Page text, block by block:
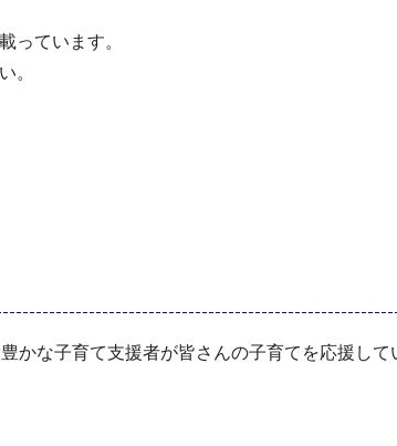
っています。
。
かな子育て支援者が皆さんの子育てを応援し